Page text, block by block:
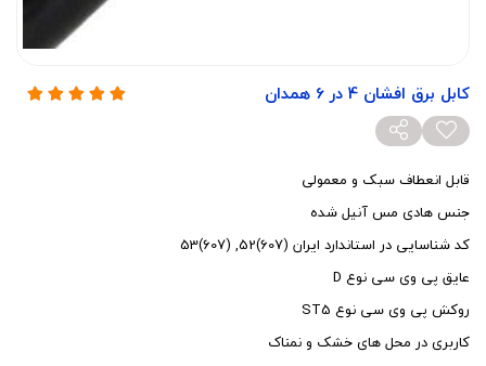
کابل برق افشان 4 در 6 همدان
قابل انعطاف سبک و معمولی
جنس هادی مس آنیل شده
کد شناسایی در استاندارد ایران (607)52, (607)53
عایق پی وی سی نوع D
روکش پی وی سی نوع ST5
کاربری در محل های خشک و نمناک